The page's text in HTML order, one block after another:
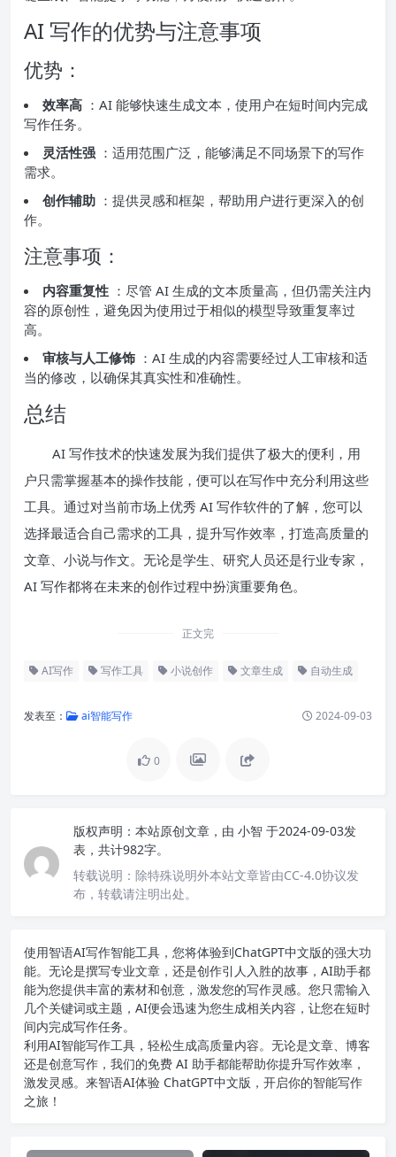
AI 写作的优势与注意事项
优势：
效率高 ：AI 能够快速生成文本，使用户在短时间内完成
写作任务。
灵活性强 ：适用范围广泛，能够满足不同场景下的写作
需求。
创作辅助 ：提供灵感和框架，帮助用户进行更深入的创
作。
注意事项：
内容重复性 ：尽管 AI 生成的文本质量高，但仍需关注内
容的原创性，避免因为使用过于相似的模型导致重复率过
高。
审核与人工修饰 ：AI 生成的内容需要经过人工审核和适
当的修改，以确保其真实性和准确性。
总结
AI 写作技术的快速发展为我们提供了极大的便利，用
户只需掌握基本的操作技能，便可以在写作中充分利用这些
工具。通过对当前市场上优秀 AI 写作软件的了解，您可以
选择最适合自己需求的工具，提升写作效率，打造高质量的
文章、小说与作文。无论是学生、研究人员还是行业专家，
AI 写作都将在未来的创作过程中扮演重要角色。
正文完
AI写作 写作工具 小说创作 文章生成 自动生成
发表至： ai智能写作 2024-09-03
0
版权声明： 本站原创文章，由 小智 于2024-09-03发
表，共计982字。
转载说明： 除特殊说明外本站文章皆由CC-4.0协议发
布，转载请注明出处。
使用智语AI写作智能工具，您将体验到ChatGPT中文版的强大功
能。无论是撰写专业文章，还是创作引人入胜的故事，AI助手都
能为您提供丰富的素材和创意，激发您的写作灵感。您只需输入
几个关键词或主题，AI便会迅速为您生成相关内容，让您在短时
间内完成写作任务。
利用AI智能写作工具，轻松生成高质量内容。无论是文章、博客
还是创意写作，我们的免费 AI 助手都能帮助你提升写作效率，
激发灵感。来智语AI体验 ChatGPT中文版 ，开启你的智能写作
之旅！